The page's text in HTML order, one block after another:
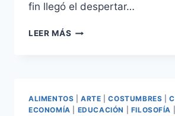
fin llegó el despertar…
LEER MÁS EL
ALIMENTOS |ARTE |COSTUMBRES |
ECONOMÍA
EDUCACIÓN FILOSOFÍA